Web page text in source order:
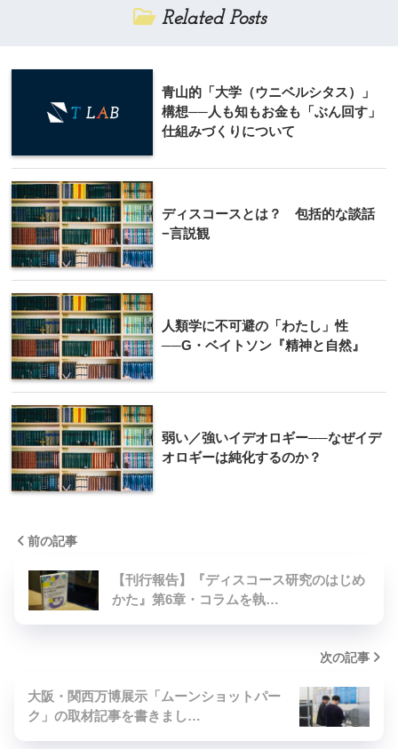
Related Posts
青山的「大学（ウニベルシタス）」
構想──人も知もお金も「ぶん回す」
仕組みづくりについて
ディスコースとは？ 包括的な談話
−言説観
人類学に不可避の「わたし」性
──G・ベイトソン『精神と自然』
弱い／強いイデオロギー──なぜイデ
オロギーは純化するのか？
前の記事
【刊行報告】『ディスコース研究のはじめ
かた』第6章・コラムを執…
次の記事
大阪・関西万博展示「ムーンショットパー
ク」の取材記事を書きまし…